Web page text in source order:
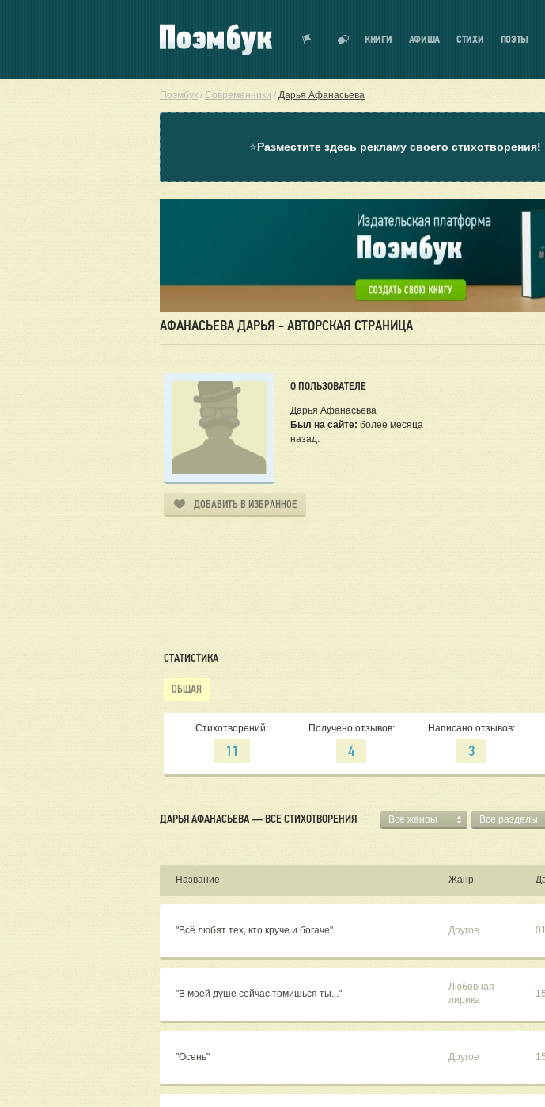
КНИГИ АФИША СТИХИ ПОЭТЫ
Поэмбук / Современники / Дарья Афанасьева
⭐Разместите здесь рекламу своего стихотворения!
АФАНАСЬЕВА ДАРЬЯ - АВТОРСКАЯ СТРАНИЦА
О ПОЛЬЗОВАТЕЛЕ
Дарья Афанасьева
Был на сайте: более месяца
назад.
ДОБАВИТЬ В ИЗБРАННОЕ
СТАТИСТИКА
ОБЩАЯ
Стихотворений:
11
Получено отзывов:
4
Написано отзывов:
3
ДАРЬЯ АФАНАСЬЕВА — ВСЕ СТИХОТВОРЕНИЯ Все жанры Все разделы
Название Жанр
"Всё любят тех, кто круче и богаче" Другое
"В моей душе сейчас томишься ты..."
Любовная
лирика
"Осень" Другое